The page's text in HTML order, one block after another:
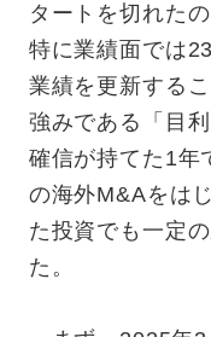
タートを切れた
特に業績面では
業績を更新する
強みである「目
確信が持てた1年
の海外M&Aをは
た投資でも一定
た。